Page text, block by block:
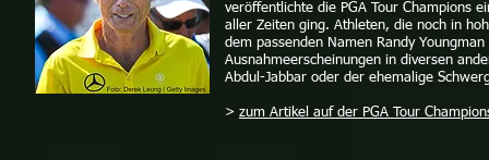
veröffentlichte die PGA Tour Champions
aller Zeiten ging. Athleten, die noch in
dem passenden Namen Randy
Ausnahmeerscheinungen in diversen
Abdul-Jabbar oder der ehemalige
> zum Artikel auf der PGA Tour